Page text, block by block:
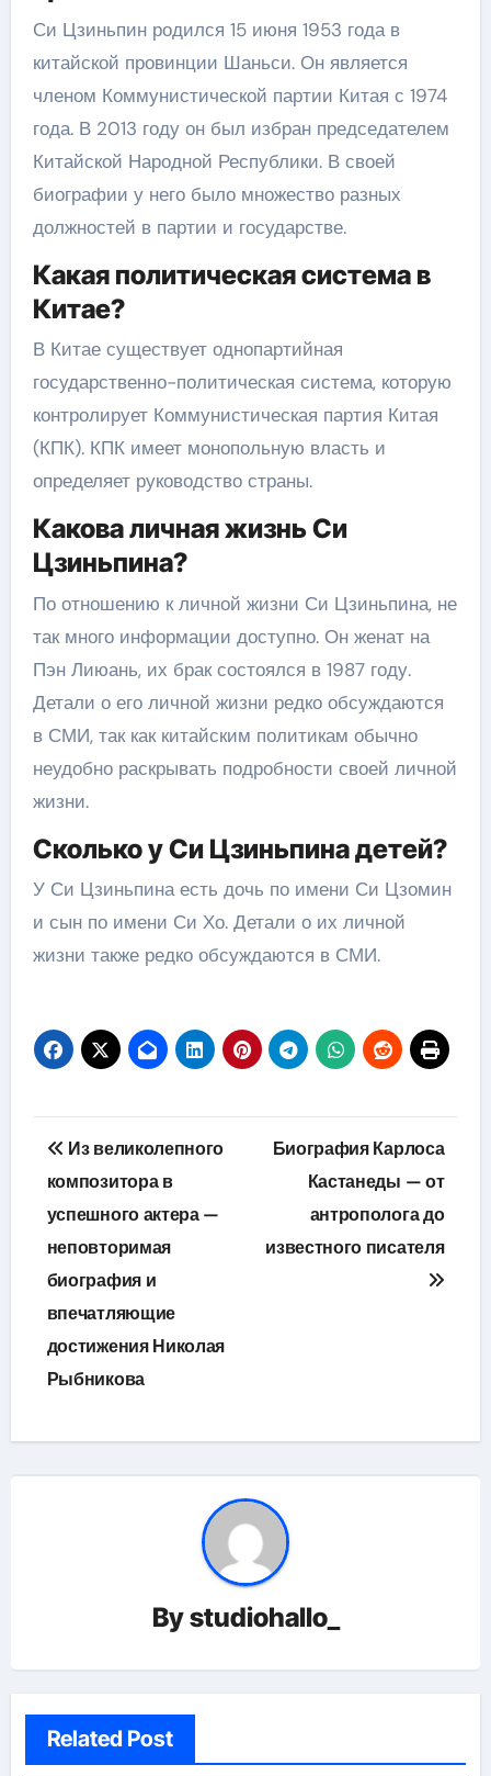
Си Цзиньпин родился 15 июня 1953 года в
китайской провинции Шаньси. Он является
членом Коммунистической партии Китая с 1974
года. В 2013 году он был избран председателем
Китайской Народной Республики. В своей
биографии у него было множество разных
должностей в партии и государстве.
Какая политическая система в
Китае?
В Китае существует однопартийная
государственно-политическая система, которую
контролирует Коммунистическая партия Китая
(КПК). КПК имеет монопольную власть и
определяет руководство страны.
Какова личная жизнь Си
Цзиньпина?
По отношению к личной жизни Си Цзиньпина, не
так много информации доступно. Он женат на
Пэн Лиюань, их брак состоялся в 1987 году.
Детали о его личной жизни редко обсуждаются
в СМИ, так как китайским политикам обычно
неудобно раскрывать подробности своей личной
жизни.
Сколько у Си Цзиньпина детей?
У Си Цзиньпина есть дочь по имени Си Цзомин
и сын по имени Си Хо. Детали о их личной
жизни также редко обсуждаются в СМИ.
Навигация
по
записям
Из великолепного
композитора в
успешного актера —
неповторимая
биография и
впечатляющие
достижения Николая
Рыбникова
Биография Карлоса
Кастанеды — от
антрополога до
известного писателя
Bystudiohallo_
Related Post